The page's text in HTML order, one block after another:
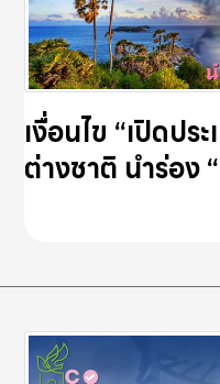
เงื่อนไข “เปิดปร
ต่างชาติ นำร่อง